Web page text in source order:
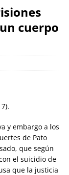
cuerpo
y embargo a los
de Pato
que según
el suicidio de
que la justicia